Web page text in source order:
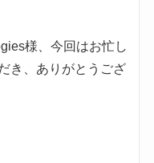
様、今回はお忙し
き、ありがとうござ